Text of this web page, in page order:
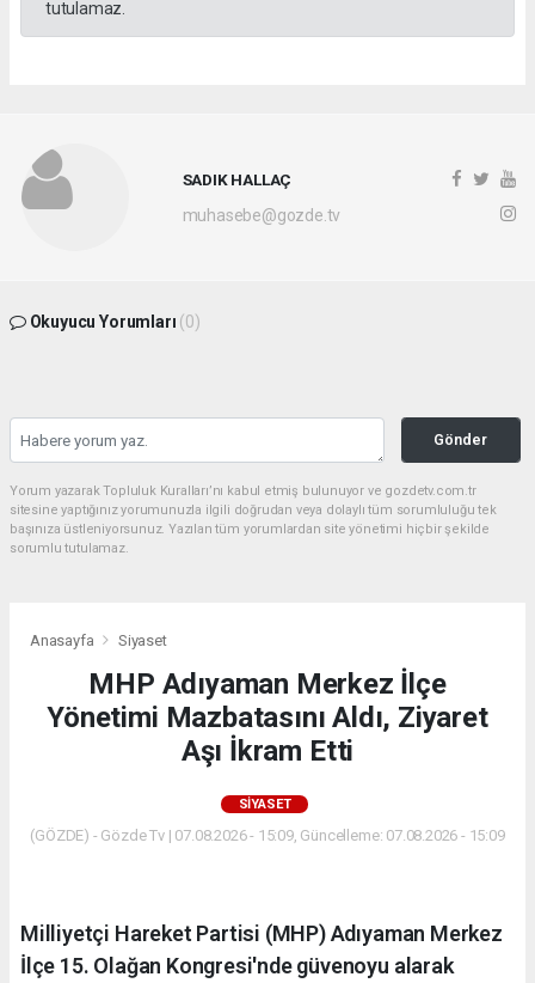
tutulamaz.
SADIK HALLAÇ
muhasebe@gozde.tv
Okuyucu Yorumları (0)
Gönder
Yorum yazarak Topluluk Kuralları’nı kabul etmiş bulunuyor ve gozdetv.com.tr
sitesine yaptığınız yorumunuzla ilgili doğrudan veya dolaylı tüm sorumluluğu tek
başınıza üstleniyorsunuz. Yazılan tüm yorumlardan site yönetimi hiçbir şekilde
sorumlu tutulamaz.
Anasayfa Siyaset
MHP Adıyaman Merkez İlçe
Yönetimi Mazbatasını Aldı, Ziyaret
Aşı İkram Etti
SIYASET
(GÖZDE) - Gözde Tv | 07.08.2026 - 15:09, Güncelleme: 07.08.2026 - 15:09
Milliyetçi Hareket Partisi (MHP) Adıyaman Merkez
İlçe 15. Olağan Kongresi'nde güvenoyu alarak